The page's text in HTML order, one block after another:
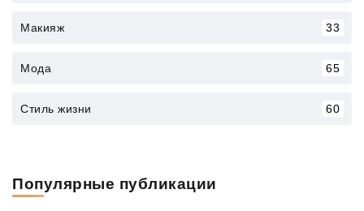
Макияж 33
Мода 65
Стиль жизни 60
Популярные публикации